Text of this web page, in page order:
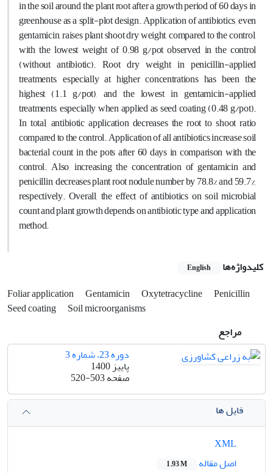
in the soil around the plant root after a growth period of 60 days in
greenhouse as a split-plot design. Application of antibiotics, even
gentamicin, raises plant shoot dry weight, compared to the control,
with the lowest weight of 0.98 g/pot observed in the control
(without antibiotic). Root dry weight in penicillin-applied
treatments, especially at higher concentrations has been the
highest (1.1 g/pot), and the lowest in gentamicin-applied
treatments, especially when applied as seed coating (0.48 g/pot).
In total, antibiotic application decreases the root to shoot ratio
compared to the control. Application of all antibiotics increase soil
bacterial count in the pots after 60 days in comparison with the
control. Also, increasing the concentration of gentamicin and
penicillin, decreases plant root nodule number by 78.8% and 59.7%,
respectively. Overall, the effect of antibiotics on soil microbial
count and plant growth depends on antibiotic type and application
method.
کلیدواژه‌ها English
Foliar application Gentamicin Oxytetracycline
Penicillin
Seed coating
Soil microorganisms
مراجع
دوره 23، شماره 3
پاییز 1400
صفحه520-503
فایل ها
اصل مقاله
1.93 M